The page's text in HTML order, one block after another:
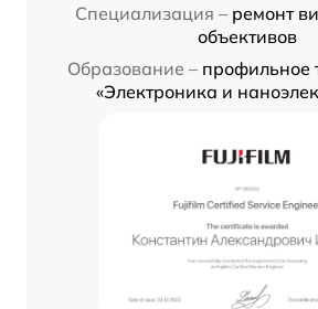
Специализация – ремонт
объективов
Образование – профильное
«Электроника и